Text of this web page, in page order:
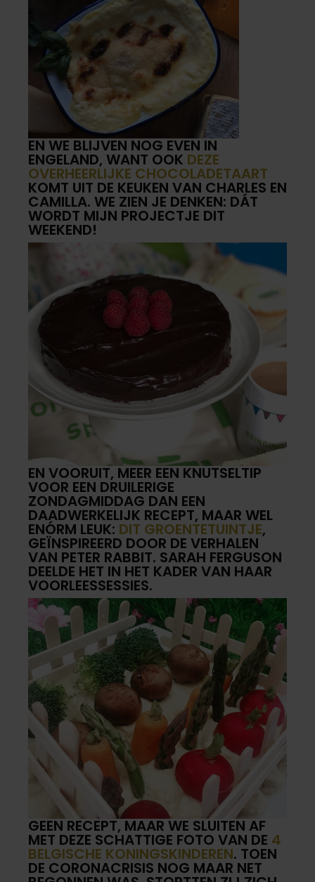
EN WE BLIJVEN NOG EVEN IN
ENGELAND, WANT OOK DEZE
OVERHEERLIJKE CHOCOLADETAART
KOMT UIT DE KEUKEN VAN CHARLES EN
CAMILLA. WE ZIEN JE DENKEN: DÁT
WORDT MIJN PROJECTJE DIT
WEEKEND!
EN VOORUIT, MEER EEN KNUTSELTIP
VOOR EEN DRUILERIGE
ZONDAGMIDDAG DAN EEN
DAADWERKELIJK RECEPT, MAAR WEL
ENÓRM LEUK: DIT GROENTETUINTJE,
GEÏNSPIREERD DOOR DE VERHALEN
VAN PETER RABBIT. SARAH FERGUSON
DEELDE HET IN HET KADER VAN HAAR
VOORLEESSESSIES.
GEEN RECEPT, MAAR WE SLUITEN AF
MET DEZE SCHATTIGE FOTO VAN DE 4
BELGISCHE KONINGSKINDEREN. TOEN
DE CORONACRISIS NOG MAAR NET